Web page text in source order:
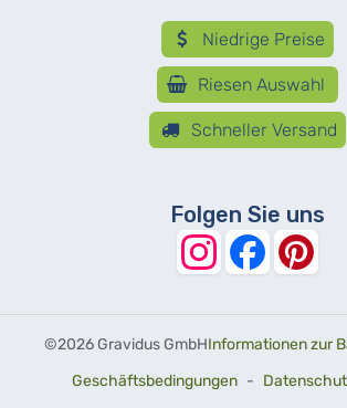
Niedrige Preise
Riesen Auswahl
Schneller Versand
Folgen Sie uns
©2026 Gravidus GmbHInformationen zur
Geschäftsbedingungen -